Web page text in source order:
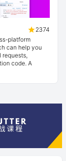
2374
platform
can help you
requests,
code. A